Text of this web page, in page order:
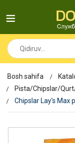
Bosh sahifa
Pista/Chipslar/
Chipslar Lay's Max